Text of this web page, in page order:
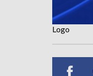
Logo